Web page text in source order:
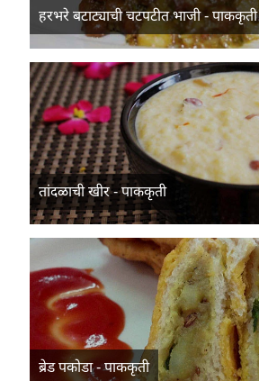
हरभरे बटाट्याची चटपटीत भाजी - पाककृती
तांदळाची खीर - पाककृती
ब्रेड पकोडा - पाककृती